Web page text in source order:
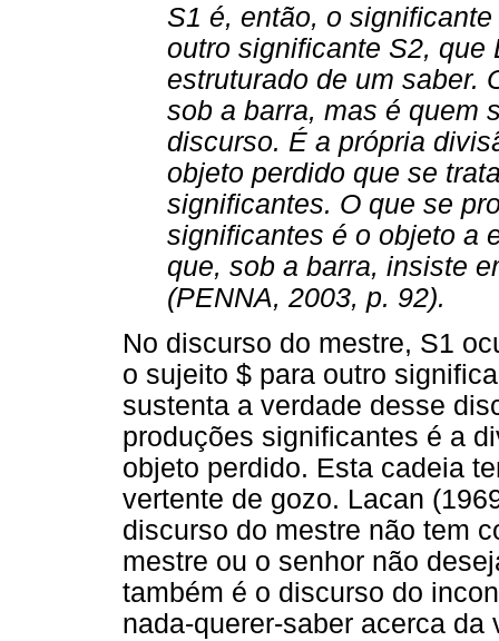
S1 é, então, o
outro significante S2, que
estruturado de um saber.
sob a barra, mas é quem
discurso. É a própria
objeto perdido que se
significantes. O que se
significantes é o objeto a
que, sob a barra, insiste
(PENNA, 2003, p. 92).
No discurso do mestre, S1
o sujeito $ para outro
sustenta a verdade desse
produções significantes é a
objeto perdido. Esta cadeia
vertente de gozo. Lacan
discurso do mestre não tem
mestre ou o senhor não
também é o discurso do
nada-querer-saber acerca